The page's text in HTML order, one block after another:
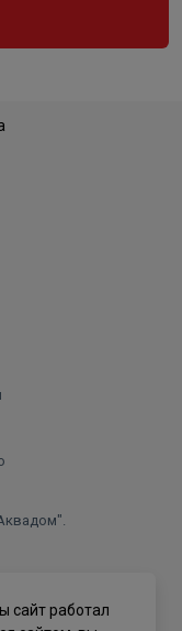
сайт работал